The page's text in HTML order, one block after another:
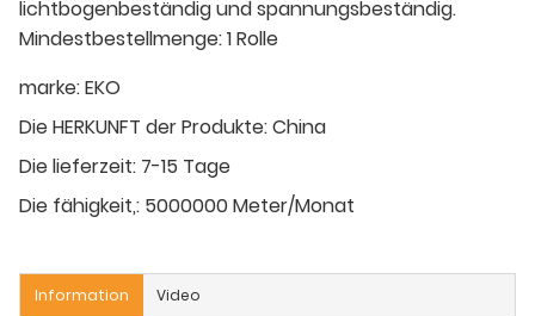
lichtbogenbeständig und spannungsbeständig.
Mindestbestellmenge: 1 Rolle
marke:EKO
Die HERKUNFT der Produkte:China
Die lieferzeit: 7-15 Tage
Die fähigkeit,: 5000000 Meter/Monat
Information Video